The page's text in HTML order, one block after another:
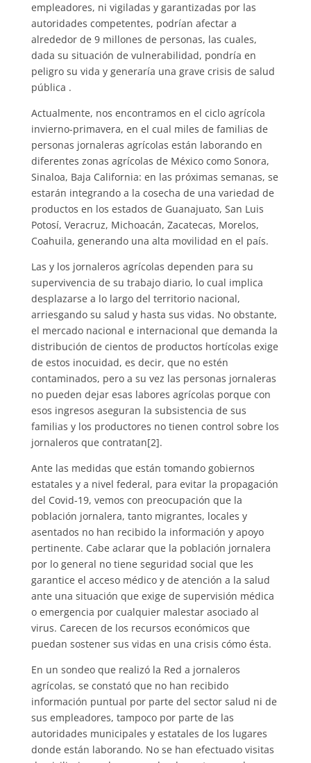
empleadores, ni vigiladas y garantizadas por las
autoridades competentes, podrían afectar a
alrededor de 9 millones de personas, las cuales,
dada su situación de vulnerabilidad, pondría en
peligro su vida y generaría una grave crisis de salud
pública .
Actualmente, nos encontramos en el ciclo agrícola
invierno-primavera, en el cual miles de familias de
personas jornaleras agrícolas están laborando en
diferentes zonas agrícolas de México como Sonora,
Sinaloa, Baja California: en las próximas semanas, se
estarán integrando a la cosecha de una variedad de
productos en los estados de Guanajuato, San Luis
Potosí, Veracruz, Michoacán, Zacatecas, Morelos,
Coahuila, generando una alta movilidad en el país.
Las y los jornaleros agrícolas dependen para su
supervivencia de su trabajo diario, lo cual implica
desplazarse a lo largo del territorio nacional,
arriesgando su salud y hasta sus vidas. No obstante,
el mercado nacional e internacional que demanda la
distribución de cientos de productos hortícolas exige
de estos inocuidad, es decir, que no estén
contaminados, pero a su vez las personas jornaleras
no pueden dejar esas labores agrícolas porque con
esos ingresos aseguran la subsistencia de sus
familias y los productores no tienen control sobre los
jornaleros que contratan[2].
Ante las medidas que están tomando gobiernos
estatales y a nivel federal, para evitar la propagación
del Covid-19, vemos con preocupación que la
población jornalera, tanto migrantes, locales y
asentados no han recibido la información y apoyo
pertinente. Cabe aclarar que la población jornalera
por lo general no tiene seguridad social que les
garantice el acceso médico y de atención a la salud
ante una situación que exige de supervisión médica
o emergencia por cualquier malestar asociado al
virus. Carecen de los recursos económicos que
puedan sostener sus vidas en una crisis cómo ésta.
En un sondeo que realizó la Red a jornaleros
agrícolas, se constató que no han recibido
información puntual por parte del sector salud ni de
sus empleadores, tampoco por parte de las
autoridades municipales y estatales de los lugares
donde están laborando. No se han efectuado visitas